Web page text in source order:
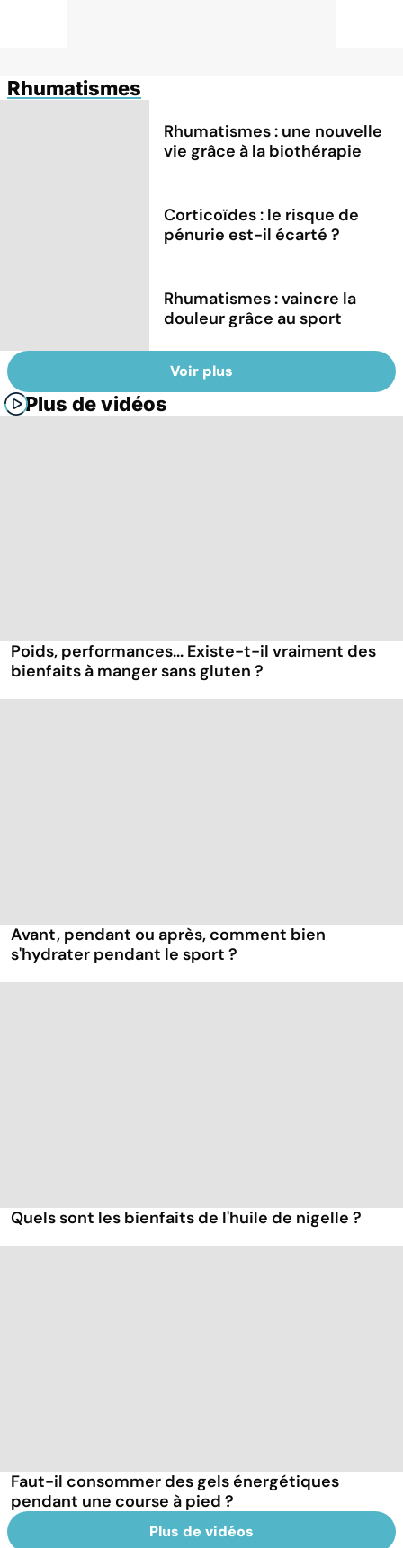
Rhumatismes
Rhumatismes : une nouvelle
vie grâce à la biothérapie
Corticoïdes : le risque de
pénurie est-il écarté ?
Rhumatismes : vaincre la
douleur grâce au sport
Voir plus
Plus de vidéos
Poids, performances... Existe-t-il vraiment des
bienfaits à manger sans gluten ?
Avant, pendant ou après, comment bien
s'hydrater pendant le sport ?
Quels sont les bienfaits de l'huile de nigelle ?
Faut-il consommer des gels énergétiques
pendant une course à pied ?
Plus de vidéos